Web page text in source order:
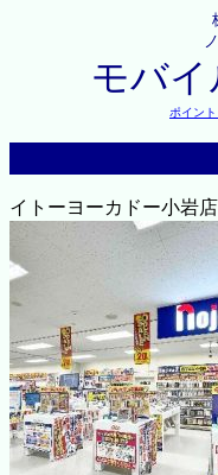
モバイ
ポイント
イトーヨーカドー小岩店